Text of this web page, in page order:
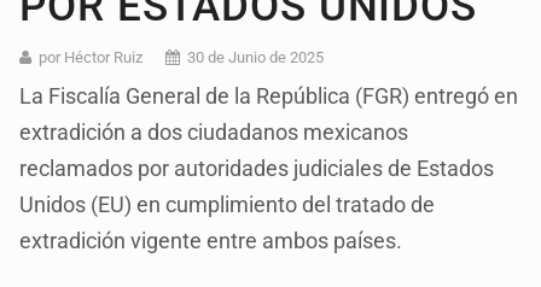
por Héctor Ruiz 30 de Junio de 2025
La Fiscalía General de la República (FGR) entregó en
extradición a dos ciudadanos mexicanos
reclamados por autoridades judiciales de Estados
Unidos (EU) en cumplimiento del tratado de
extradición vigente entre ambos países.